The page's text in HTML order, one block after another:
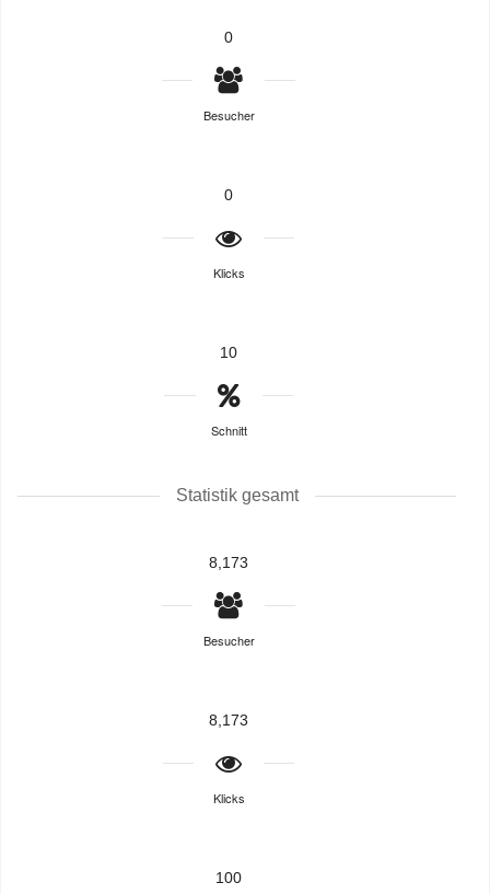
0
Besucher
0
Klicks
10
Schnitt
Statistik gesamt
8,173
Besucher
8,173
Klicks
100